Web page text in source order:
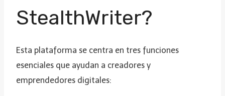
StealthWriter?
Esta plataforma se centra en tres funciones
esenciales que ayudan a creadores y
emprendedores digitales: